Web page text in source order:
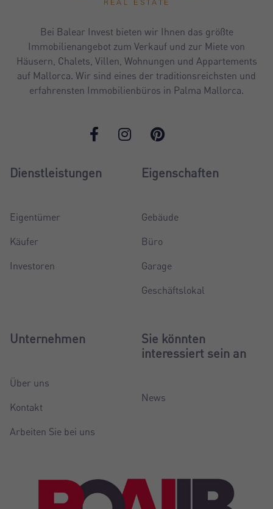
Bei Balear Invest bieten wir Ihnen das größte
Immobilienangebot zum Verkauf und zur Miete von
Häusern, Chalets, Villen, Wohnungen und Appartements
auf Mallorca. Wir sind eines der traditionsreichsten und
erfahrensten Immobilienbüros in Palma Mallorca.
Dienstleistungen
Eigentümer
Käufer
Investoren
Eigenschaften
Gebäude
Büro
Garage
Geschäftslokal
Unternehmen
Über uns
Kontakt
Arbeiten Sie bei uns
Sie könnten
interessiert sein an
News